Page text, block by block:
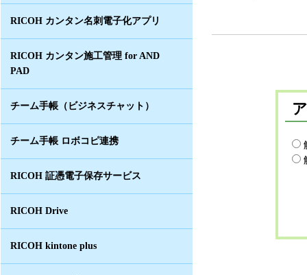
RICOH カンタン名刺電子化アプリ
RICOH カンタン施工管理 for AND
PAD
チーム手帳（ビジネスチャット）
チーム手帳 ロボコピ連携
RICOH 証憑電子保存サービス
RICOH Drive
RICOH kintone plus